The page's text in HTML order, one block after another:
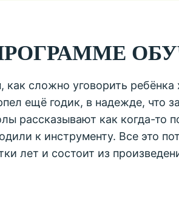
сложно уговорить
ещё годик, в надежде, что
рассказывают как когда-то
к инструменту. Все это
лет и состоит из